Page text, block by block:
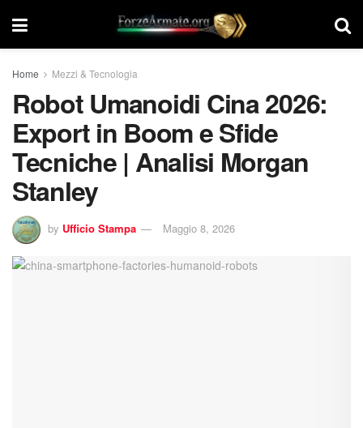
Home Mezzi & Tecnologia
Robot Umanoidi Cina 2026:
Export in Boom e Sfide
Tecniche | Analisi Morgan
Stanley
by Ufficio Stampa Maggio 8, 2026